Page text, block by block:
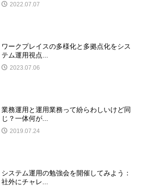
2022.07.07
ワークプレイスの多様化と多拠点化をシス
テム運用視点...
2023.07.06
業務運用と運用業務って紛らわしいけど同
じ？一体何が...
2019.07.24
システム運用の勉強会を開催してみよう：
社外にチャレ...